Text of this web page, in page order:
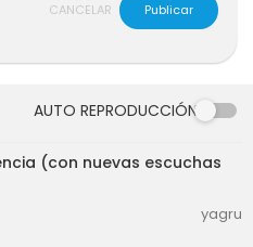
CANCELAR Publicar
AUTO REPRODUCCIÓN
16:33
(con nuevas escuchas
yagru